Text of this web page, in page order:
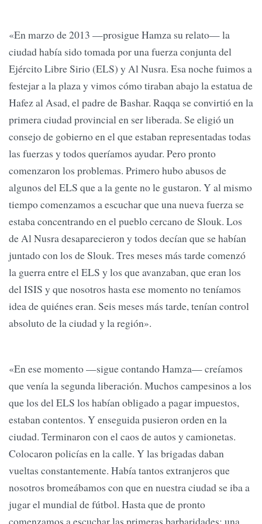
«En marzo de 2013 —prosigue Hamza su relato— la
ciudad había sido tomada por una fuerza conjunta del
Ejército Libre Sirio (ELS) y Al Nusra. Esa noche fuimos a
festejar a la plaza y vimos cómo tiraban abajo la estatua de
Hafez al Asad, el padre de Bashar. Raqqa se convirtió en la
primera ciudad provincial en ser liberada. Se eligió un
consejo de gobierno en el que estaban representadas todas
las fuerzas y todos queríamos ayudar. Pero pronto
comenzaron los problemas. Primero hubo abusos de
algunos del ELS que a la gente no le gustaron. Y al mismo
tiempo comenzamos a escuchar que una nueva fuerza se
estaba concentrando en el pueblo cercano de Slouk. Los
de Al Nusra desaparecieron y todos decían que se habían
juntado con los de Slouk. Tres meses más tarde comenzó
la guerra entre el ELS y los que avanzaban, que eran los
del ISIS y que nosotros hasta ese momento no teníamos
idea de quiénes eran. Seis meses más tarde, tenían control
absoluto de la ciudad y la región».
«En ese momento —sigue contando Hamza— creíamos
que venía la segunda liberación. Muchos campesinos a los
que los del ELS los habían obligado a pagar impuestos,
estaban contentos. Y enseguida pusieron orden en la
ciudad. Terminaron con el caos de autos y camionetas.
Colocaron policías en la calle. Y las brigadas daban
vueltas constantemente. Había tantos extranjeros que
nosotros bromeábamos con que en nuestra ciudad se iba a
jugar el mundial de fútbol. Hasta que de pronto
comenzamos a escuchar las primeras barbaridades: una